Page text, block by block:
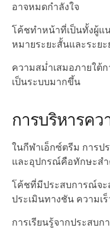
อาจหมดกำลังใจ
โค้ชทำหน้าที่เป็นทั้งผู้แน
หมายระยะสั้นและระยะ
ความสม่ำเสมอภายใต้
เป็นระบบมากขึ้น
การบริหารคว
ในกีฬาเอ็กซ์ตรีม การ
และอุปกรณ์คือทักษะส
โค้ชที่มีประสบการณ์จะ
ประเมินทางชัน ความเ
การเรียนรู้จากประสบ